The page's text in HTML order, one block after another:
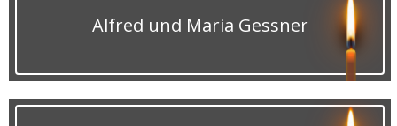
Alfred und Maria Gessner